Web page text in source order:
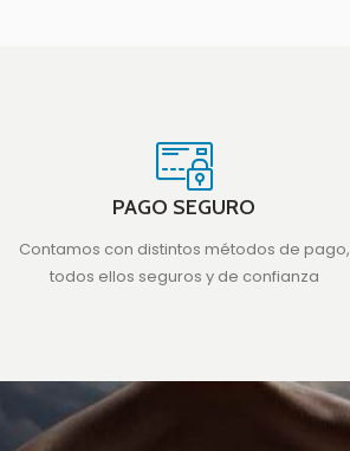
PAGO SEGURO
Contamos con distintos métodos de pago,
todos ellos seguros y de confianza